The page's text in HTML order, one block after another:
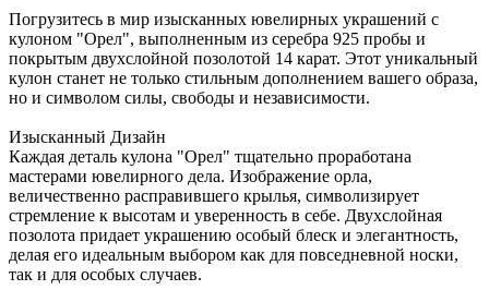
Погрузитесь в мир изысканных ювелирных украшений с
кулоном "Орел", выполненным из серебра 925 пробы и
покрытым двухслойной позолотой 14 карат. Этот уникальный
кулон станет не только стильным дополнением вашего образа,
но и символом силы, свободы и независимости.
Изысканный Дизайн
Каждая деталь кулона "Орел" тщательно проработана
мастерами ювелирного дела. Изображение орла,
величественно расправившего крылья, символизирует
стремление к высотам и уверенность в себе. Двухслойная
позолота придает украшению особый блеск и элегантность,
делая его идеальным выбором как для повседневной носки,
так и для особых случаев.